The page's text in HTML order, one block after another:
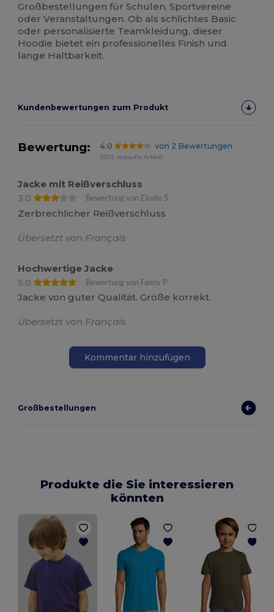
Großbestellungen für Schulen, Sportvereine
oder Veranstaltungen. Ob als schlichtes Basic
oder personalisierte Teamkleidung, dieser
Hoodie bietet ein professionelles Finish und
lange Haltbarkeit.
Kundenbewertungen zum Produkt
Bewertung: 4.0 von 2 Bewertungen
2003 verkaufte Artikel
Jacke mit Reißverschluss
3.0
Bewertung von Elodie S.
Zerbrechlicher Reißverschluss
Übersetzt von Français
Hochwertige Jacke
5.0
Bewertung von Fanny P.
Jacke von guter Qualität. Größe korrekt.
Übersetzt von Français
Kommentar hinzufügen
Großbestellungen
Produkte die Sie interessieren
könnten